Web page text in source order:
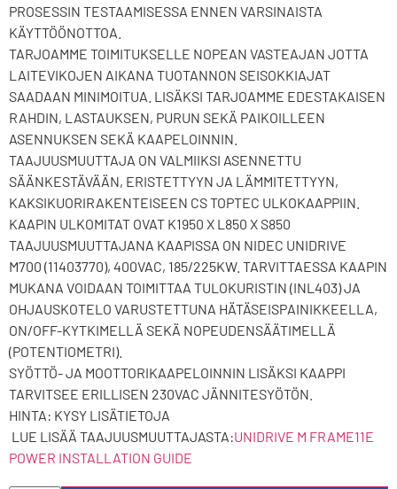
PROSESSIN TESTAAMISESSA ENNEN VARSINAISTA
KÄYTTÖÖNOTTOA.
TARJOAMME TOIMITUKSELLE NOPEAN VASTEAJAN JOTTA
LAITEVIKOJEN AIKANA TUOTANNON SEISOKKIAJAT
SAADAAN MINIMOITUA. LISÄKSI TARJOAMME EDESTAKAISEN
RAHDIN, LASTAUKSEN, PURUN SEKÄ PAIKOILLEEN
ASENNUKSEN SEKÄ KAAPELOINNIN.
TAAJUUSMUUTTAJA ON VALMIIKSI ASENNETTU
SÄÄNKESTÄVÄÄN, ERISTETTYYN JA LÄMMITETTYYN,
KAKSIKUORIRAKENTEISEEN CS TOPTEC ULKOKAAPPIIN.
KAAPIN ULKOMITAT OVAT K1950 X L850 X S850
TAAJUUSMUUTTAJANA KAAPISSA ON NIDEC UNIDRIVE
M700 (11403770), 400VAC, 185/225KW. TARVITTAESSA KAAPIN
MUKANA VOIDAAN TOIMITTAA TULOKURISTIN (INL403) JA
OHJAUSKOTELO VARUSTETTUNA HÄTÄSEISPAINIKKEELLA,
ON/OFF-KYTKIMELLÄ SEKÄ NOPEUDENSÄÄTIMELLÄ
(POTENTIOMETRI).
SYÖTTÖ- JA MOOTTORIKAAPELOINNIN LISÄKSI KAAPPI
TARVITSEE ERILLISEN 230VAC JÄNNITESYÖTÖN.
HINTA: KYSY LISÄTIETOJA
LUE LISÄÄ TAAJUUSMUUTTAJASTA:UNIDRIVE M FRAME11E
POWER INSTALLATION GUIDE